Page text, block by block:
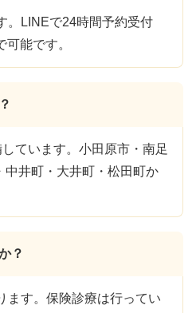
。LINEで24時間予約受付
能です。
ています。小田原市・南足
中井町・大井町・松田町か
？
ます。保険診療は行ってい